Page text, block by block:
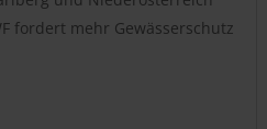
fordert mehr Gewässerschutz